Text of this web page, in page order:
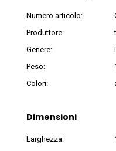
Numero articolo:
Produttore:
Genere:
Peso:
Colori:
Dimensioni
Larghezza: